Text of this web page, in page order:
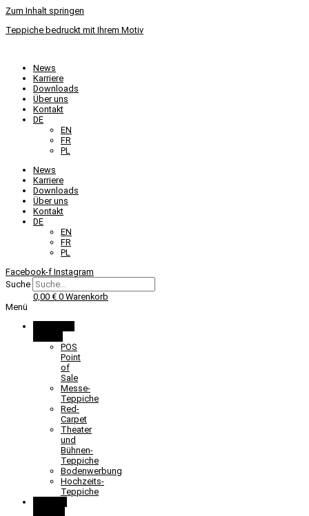
Zum Inhalt springen
Teppiche bedruckt mit Ihrem Motiv
News
Karriere
Downloads
Über uns
Kontakt
DE
EN
FR
PL
News
Karriere
Downloads
Über uns
Kontakt
DE
EN
FR
PL
Facebook-f Instagram
Suche
0,00 € 0 Warenkorb
Menü
POS
Point
of
Sale
Messe-
Teppiche
Red-
Carpet
Theater
und
Bühnen-
Teppiche
Bodenwerbung
Hochzeits-
Teppiche